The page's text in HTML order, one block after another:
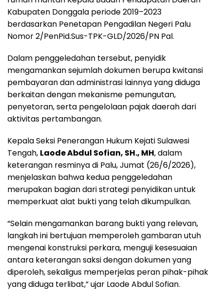
Kabupaten Donggala periode 2019–2023
berdasarkan Penetapan Pengadilan Negeri Palu
Nomor 2/PenPid.Sus-TPK-GLD/2026/PN Pal.
Dalam penggeledahan tersebut, penyidik
mengamankan sejumlah dokumen berupa kwitansi
pembayaran dan administrasi lainnya yang diduga
berkaitan dengan mekanisme pemungutan,
penyetoran, serta pengelolaan pajak daerah dari
aktivitas pertambangan.
Kepala Seksi Penerangan Hukum Kejati Sulawesi
Tengah, Laode Abdul Sofian, SH., MH, dalam
keterangan resminya di Palu, Jumat (26/6/2026),
menjelaskan bahwa kedua penggeledahan
merupakan bagian dari strategi penyidikan untuk
memperkuat alat bukti yang telah dikumpulkan.
“Selain mengamankan barang bukti yang relevan,
langkah ini bertujuan memperoleh gambaran utuh
mengenai konstruksi perkara, menguji kesesuaian
antara keterangan saksi dengan dokumen yang
diperoleh, sekaligus memperjelas peran pihak-pihak
yang diduga terlibat,” ujar Laode Abdul Sofian.